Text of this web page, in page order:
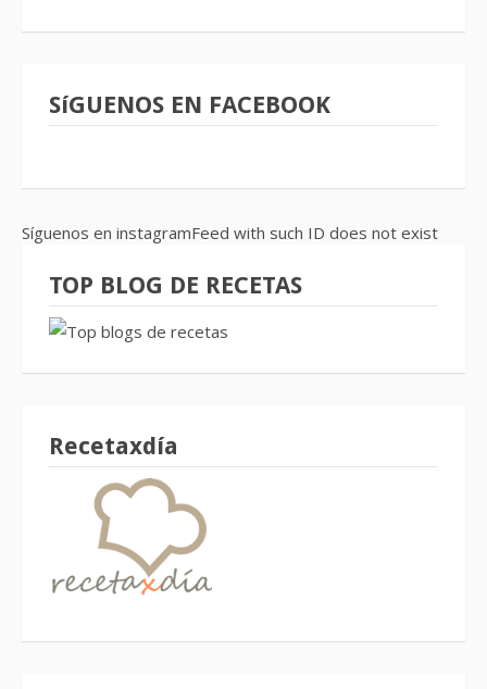
SíGUENOS EN FACEBOOK
Síguenos en instagramFeed with such ID does not exist
TOP BLOG DE RECETAS
Recetaxdía